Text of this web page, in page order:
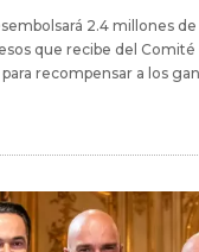
2.4 millones de
que recibe del
recompensar a los